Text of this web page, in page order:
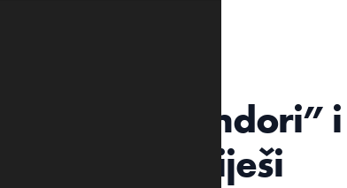
Katnić o
svakome smiješi